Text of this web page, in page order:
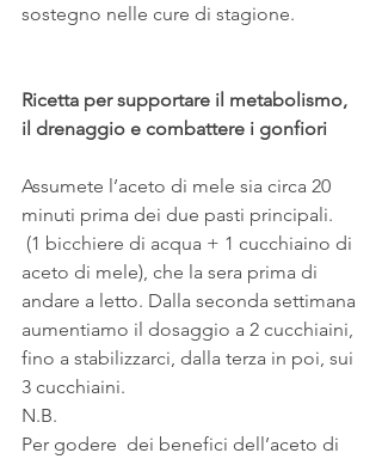
sostegno nelle cure di stagione.
Ricetta per supportare il metabolismo,
il drenaggio e combattere i gonfiori
Assumete l’aceto di mele sia circa 20
minuti prima dei due pasti principali.
aceto di mele), che la sera prima di
andare a letto. Dalla seconda settimana
aumentiamo il dosaggio a 2 cucchiaini,
fino a stabilizzarci, dalla terza in poi, sui
3 cucchiaini.
N.B.
Per godere  dei benefici dell’aceto di